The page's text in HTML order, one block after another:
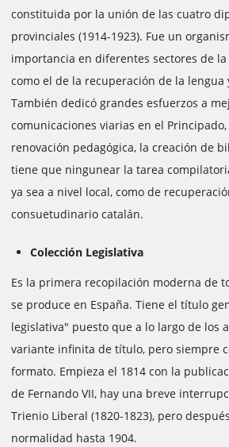
constituida por la unión de las cuatro
provinciales (1914-1923). Fue un
importancia en diferentes sectores de
como el de la recuperación de la lengua
También dedicó grandes esfuerzos a
comunicaciones viarias en el Principado,
renovación pedagógica, la creación de
tiene que ningunear la tarea
ya sea a nivel local, como de
consuetudinario catalán.
Colección Legislativa
Es la primera recopilación moderna de
se produce en España. Tiene el título
legislativa" puesto que a lo largo de los
variante infinita de título, pero siempre
formato. Empieza el 1814 con la
de Fernando VII, hay una breve
Trienio Liberal (1820-1823), pero
normalidad hasta 1904.